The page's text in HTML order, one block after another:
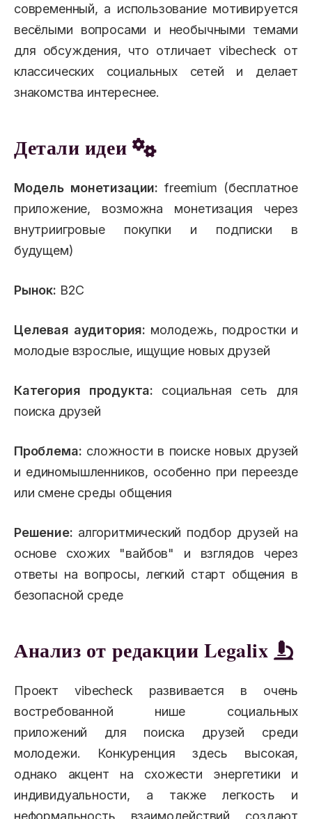
современный, а использование мотивируется
весёлыми вопросами и необычными темами
для обсуждения, что отличает vibecheck от
классических социальных сетей и делает
знакомства интереснее.
Детали идеи
Модель монетизации: freemium (бесплатное
приложение, возможна монетизация через
внутриигровые покупки и подписки в
будущем)
Рынок: B2C
Целевая аудитория: молодежь, подростки и
молодые взрослые, ищущие новых друзей
Категория продукта: социальная сеть для
поиска друзей
Проблема: сложности в поиске новых друзей
и единомышленников, особенно при переезде
или смене среды общения
Решение: алгоритмический подбор друзей на
основе схожих "вайбов" и взглядов через
ответы на вопросы, легкий старт общения в
безопасной среде
Анализ от редакции Legalix
Проект vibecheck развивается в очень
востребованной нише социальных
приложений для поиска друзей среди
молодежи. Конкуренция здесь высокая,
однако акцент на схожести энергетики и
индивидуальности, а также легкость и
неформальность взаимодействий создают